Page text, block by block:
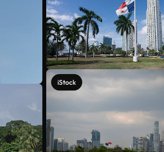
iStock